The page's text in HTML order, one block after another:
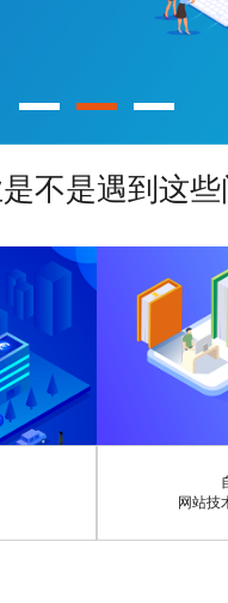
不是遇到这些
自
网站技术